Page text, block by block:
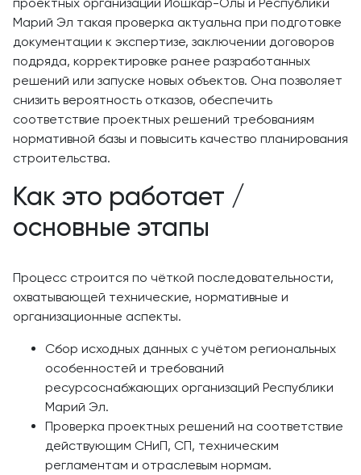
Марий Эл такая проверка актуальна при подготовке
документации к экспертизе, заключении договоров
подряда, корректировке ранее разработанных
решений или запуске новых объектов. Она позволяет
снизить вероятность отказов, обеспечить
соответствие проектных решений требованиям
нормативной базы и повысить качество планирования
строительства.
Как это работает /
основные этапы
Процесс строится по чёткой последовательности,
охватывающей технические, нормативные и
организационные аспекты.
Сбор исходных данных с учётом региональных
особенностей и требований
ресурсоснабжающих организаций Республики
Марий Эл.
Проверка проектных решений на соответствие
действующим СНиП, СП, техническим
регламентам и отраслевым нормам.